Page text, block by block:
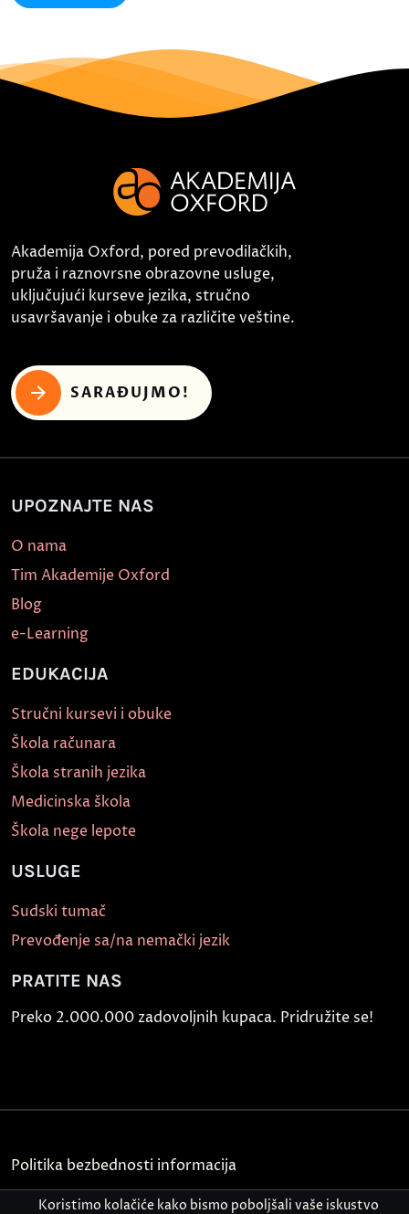
Akademija Oxford, pored prevodilačkih,
pruža i raznovrsne obrazovne usluge,
uključujući kurseve jezika, stručno
usavršavanje i obuke za različite veštine.
SARAĐUJMO!
UPOZNAJTE NAS
O nama
Tim Akademije Oxford
Blog
e-Learning
EDUKACIJA
Stručni kursevi i obuke
Škola računara
Škola stranih jezika
Medicinska škola
Škola nege lepote
USLUGE
Sudski tumač
Prevođenje sa/na nemački jezik
PRATITE NAS
Preko 2.000.000 zadovoljnih kupaca. Pridružite se!
Politika bezbednosti informacija
Kontakt
Koristimo kolačiće kako bismo poboljšali vaše iskustvo